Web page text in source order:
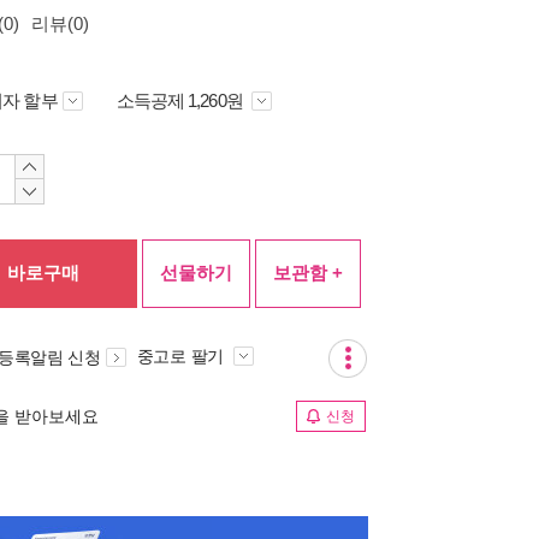
리뷰(0)
할부 소득공제 1,260원
바로구매 선물하기 보관함 +
록알림 신청 중고로 팔기
받아보세요 신청